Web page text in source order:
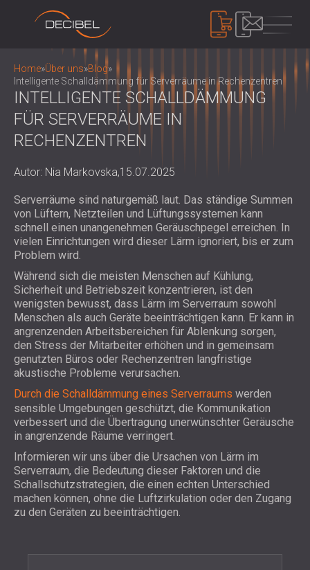
PRODUKTE
SCHALLDÄMMUNG
SCHALLSCHUTZ FÜR DIE WAND
SCHALLSCHUTZ FÜR BÖDEN
ÖKOLOGISCHE PET-FILZ AKUSTIK
PANEELE UND TRENNWÄNDE
AKUSTIKPLATTEN AUS PERFORIERTEM
HOLZ
AKUSTISCHE STOFFPANEELE UND
BAFFEL
AKUSTIKPLATTEN AUS LATTENHOLZ
WOOD WOOL AKUSTIKPLATTEN
SCHAUMABSORBER, BASSFALLEN UND
DIFFUSOREN
AKUSTIKPLATTEN UND
SCHALLABSORBIERENDE PLATTEN
LÄRMSCHUTZ
SCHALLSCHUTZ EINHAUSUNGEN,
KABINEN UND BARRIEREN
LOUVERS UND SCHALLDÄMPFER
ANTIVIBRATIONSHALTERUNGEN, PADS
UND AUFHÄNGER
AUDIOLOGIEKABINEN
GERÄTE
SCHALLPEGELMESSER
SOUND MASKING SYSTEM, DOSEMETERS
AND SAFETY KITS
ÜBER UNS
WER WIR SIND
BLOG
FORSCHUNG UND ENTWICKLUNG
NEWS
VIDEO
REFERENZEN
MITGLIEDSCHAFTEN
ANWENDUNGEN
SCHALLSCHUTZ UND AKUSTIK FÜR
WOHNGEBÄUDE
INDUSTRIEGEBÄUDE
SCHALLSCHUTZ UND AKUSTIK FÜR
BÜROS
SCHALLDÄMMUNG UND AKUSTIK VON
MASCHINEN UND ANLAGEN
SCHALLSCHUTZ UND AKUSTIK FÜR
PROFESSIONELLE STUDIOS
SERVICES
AKUSTIK BERATUNG
AKUSTISCHE SIMULATION
AKUSTIKTECHNIK
MESSUNGEN
BAUÜBERWACHUNG
BAUAUSFÜHRUNG
PROJEKTE
KONTAKTE
DOWNLOADBEREICH
Home»Über uns»Blog»
Intelligente Schalldämmung für Serverräume in Rechenzentren
INTELLIGENTE SCHALLDÄMMUNG
FÜR SERVERRÄUME IN
RECHENZENTREN
Autor: Nia Markovska,15.07.2025
Serverräume sind naturgemäß laut. Das ständige Summen
von Lüftern, Netzteilen und Lüftungssystemen kann
schnell einen unangenehmen Geräuschpegel erreichen. In
vielen Einrichtungen wird dieser Lärm ignoriert, bis er zum
Problem wird.
Während sich die meisten Menschen auf Kühlung,
Sicherheit und Betriebszeit konzentrieren, ist den
wenigsten bewusst, dass Lärm im Serverraum sowohl
Menschen als auch Geräte beeinträchtigen kann. Er kann in
angrenzenden Arbeitsbereichen für Ablenkung sorgen,
den Stress der Mitarbeiter erhöhen und in gemeinsam
genutzten Büros oder Rechenzentren langfristige
akustische Probleme verursachen.
Durch die Schalldämmung eines Serverraums werden
sensible Umgebungen geschützt, die Kommunikation
verbessert und die Übertragung unerwünschter Geräusche
in angrenzende Räume verringert.
Informieren wir uns über die Ursachen von Lärm im
Serverraum, die Bedeutung dieser Faktoren und die
Schallschutzstrategien, die einen echten Unterschied
machen können, ohne die Luftzirkulation oder den Zugang
zu den Geräten zu beeinträchtigen.